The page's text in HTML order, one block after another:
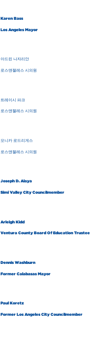
Karen Bass
Los Angeles Mayor
아드린 나자리안
로스앤젤레스 시의원
트레이시 파크
로스앤젤레스 시의원
모니카 로드리게스
로스앤젤레스 시의원
Joseph D. Alaya
Simi Valley City Councilmember
Arleigh Kidd
Ventura County Board Of Education Trustee
Dennis Washburn
Former Calabasas Mayor
Paul Koretz
Former Los Angeles City Councilmember